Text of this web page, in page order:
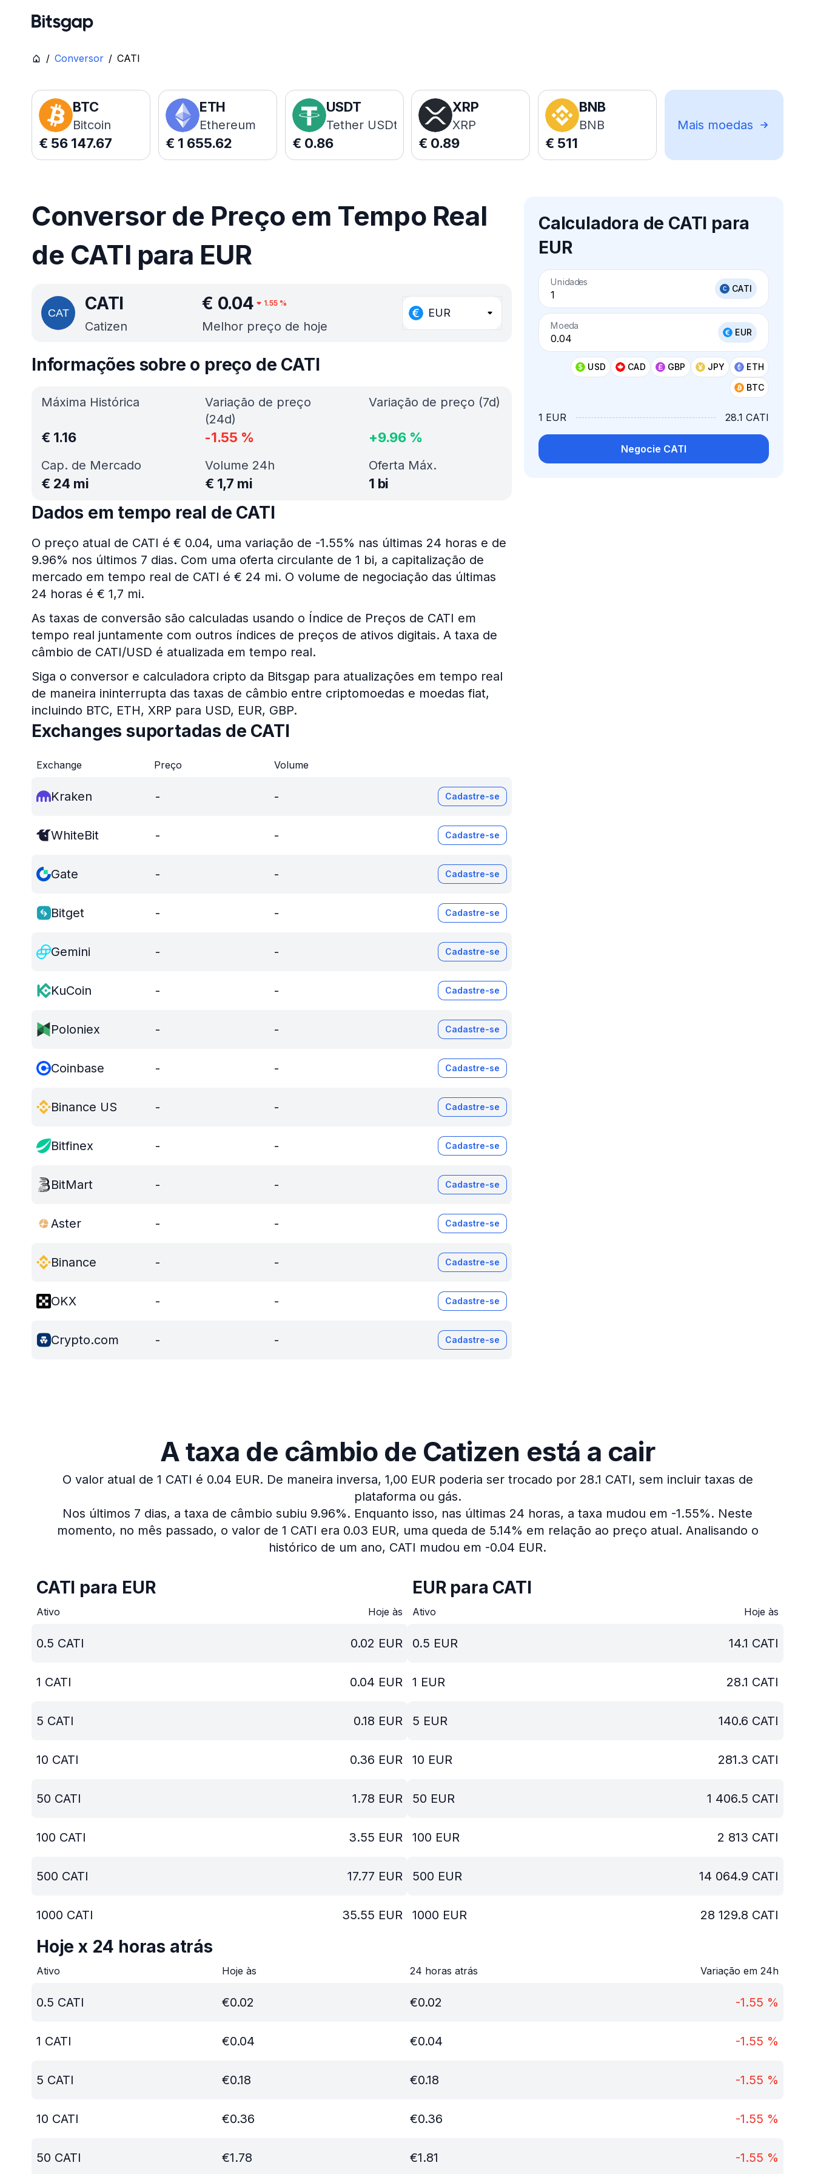
/ Conversor / CATI
BTC
Bitcoin
€ 56 147.67
ETH
Ethereum
€ 1 655.62
USDT
Tether USDt
€ 0.86
XRP
XRP
€ 0.89
BNB
BNB
€ 511
Mais moedas
Conversor de Preço em Tempo Real
de CATI para EUR
CATI
Catizen
€ 0.04 1.55%
Melhor preço de hoje
EUR
Calculadora de CATI para
EUR
Unidades
CATI
Moeda
EUR
USD CAD GBP JPY
ETH
BTC
1 EUR 28.1 CATI
Negocie CATI
Informações sobre o preço de CATI
Máxima Histórica
€ 1.16
Cap. de Mercado
€ 24 mi
Variação de preço
(24d)
-1.55 %
Variação de preço (7d)
+9.96 %
Volume 24h
€ 1,7 mi
Oferta Máx.
1 bi
Dados em tempo real de CATI
O preço atual de CATI é € 0.04, uma variação de -1.55% nas últimas 24 horas e de
9.96% nos últimos 7 dias. Com uma oferta circulante de 1 bi, a capitalização de
mercado em tempo real de CATI é € 24 mi. O volume de negociação das últimas
24 horas é € 1,7 mi.
As taxas de conversão são calculadas usando o Índice de Preços de CATI em
tempo real juntamente com outros índices de preços de ativos digitais. A taxa de
câmbio de CATI/USD é atualizada em tempo real.
Siga o conversor e calculadora cripto da Bitsgap para atualizações em tempo real
de maneira ininterrupta das taxas de câmbio entre criptomoedas e moedas fiat,
incluindo BTC, ETH, XRP para USD, EUR, GBP.
Exchanges suportadas de CATI
Exchange Preço Volume
Kraken - - Cadastre-se
WhiteBit - - Cadastre-se
Gate - - Cadastre-se
Bitget - - Cadastre-se
Gemini - - Cadastre-se
KuCoin - - Cadastre-se
Poloniex - - Cadastre-se
Coinbase - - Cadastre-se
Binance US - - Cadastre-se
Bitfinex - - Cadastre-se
BitMart - - Cadastre-se
Aster - - Cadastre-se
Binance - - Cadastre-se
OKX - - Cadastre-se
Crypto.com - - Cadastre-se
A taxa de câmbio de Catizen está a cair
O valor atual de 1 CATI é 0.04 EUR. De maneira inversa, 1,00 EUR poderia ser trocado por 28.1 CATI, sem incluir taxas de
plataforma ou gás.
Nos últimos 7 dias, a taxa de câmbio subiu 9.96%. Enquanto isso, nas últimas 24 horas, a taxa mudou em -1.55%. Neste
momento, no mês passado, o valor de 1 CATI era 0.03 EUR, uma queda de 5.14% em relação ao preço atual. Analisando o
histórico de um ano, CATI mudou em -0.04 EUR.
CATI para EUR
Ativo Hoje às
0.5 CATI 0.02 EUR
1 CATI 0.04 EUR
5 CATI 0.18 EUR
10 CATI 0.36 EUR
50 CATI 1.78 EUR
100 CATI 3.55 EUR
500 CATI 17.77 EUR
1000 CATI 35.55 EUR
EUR para CATI
Ativo Hoje às
0.5 EUR 14.1 CATI
1 EUR 28.1 CATI
5 EUR 140.6 CATI
10 EUR 281.3 CATI
50 EUR 1 406.5 CATI
100 EUR 2 813 CATI
500 EUR 14 064.9 CATI
1000 EUR 28 129.8 CATI
Hoje x 24 horas atrás
Ativo Hoje às 24 horas atrás Variação em 24h
0.5 CATI €0.02 €0.02 -1.55 %
1 CATI €0.04 €0.04 -1.55 %
5 CATI €0.18 €0.18 -1.55 %
10 CATI €0.36 €0.36 -1.55 %
50 CATI €1.78 €1.81 -1.55 %